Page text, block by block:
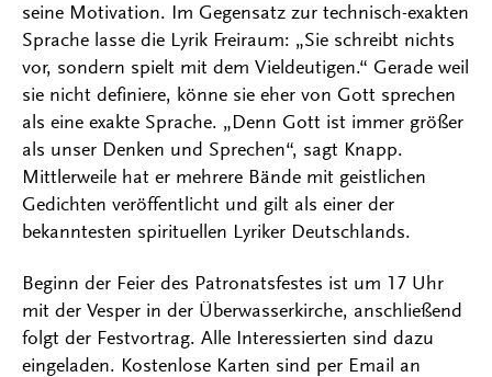
seine Motivation. Im Gegensatz zur technisch-exakten
Sprache lasse die Lyrik Freiraum: „Sie schreibt nichts
vor, sondern spielt mit dem Vieldeutigen.“ Gerade weil
sie nicht definiere, könne sie eher von Gott sprechen
als eine exakte Sprache. „Denn Gott ist immer größer
als unser Denken und Sprechen“, sagt Knapp.
Mittlerweile hat er mehrere Bände mit geistlichen
Gedichten veröffentlicht und gilt als einer der
bekanntesten spirituellen Lyriker Deutschlands.
Beginn der Feier des Patronatsfestes ist um 17 Uhr
mit der Vesper in der Überwasserkirche, anschließend
folgt der Festvortrag. Alle Interessierten sind dazu
eingeladen. Kostenlose Karten sind per Email an